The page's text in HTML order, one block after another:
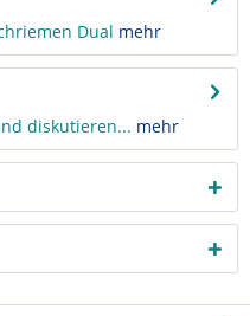
Dual mehr
diskutieren... mehr